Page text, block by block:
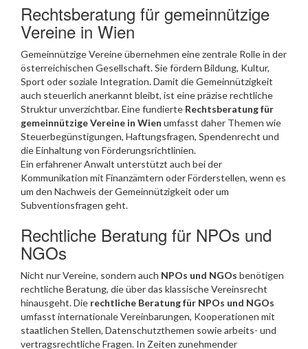
Rechtsberatung für gemeinnützige
Vereine in Wien
Gemeinnützige Vereine übernehmen eine zentrale Rolle in der
österreichischen Gesellschaft. Sie fördern Bildung, Kultur,
Sport oder soziale Integration. Damit die Gemeinnützigkeit
auch steuerlich anerkannt bleibt, ist eine präzise rechtliche
Struktur unverzichtbar. Eine fundierte Rechtsberatung für
gemeinnützige Vereine in Wien umfasst daher Themen wie
Steuerbegünstigungen, Haftungsfragen, Spendenrecht und
die Einhaltung von Förderungsrichtlinien.
Ein erfahrener Anwalt unterstützt auch bei der
Kommunikation mit Finanzämtern oder Förderstellen, wenn es
um den Nachweis der Gemeinnützigkeit oder um
Subventionsfragen geht.
Rechtliche Beratung für NPOs und
NGOs
Nicht nur Vereine, sondern auch NPOs und NGOs benötigen
rechtliche Beratung, die über das klassische Vereinsrecht
hinausgeht. Die rechtliche Beratung für NPOs und NGOs
umfasst internationale Vereinbarungen, Kooperationen mit
staatlichen Stellen, Datenschutzthemen sowie arbeits- und
vertragsrechtliche Fragen. In Zeiten zunehmender